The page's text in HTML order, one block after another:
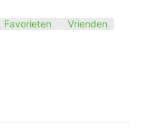
Favorieten
Vrienden